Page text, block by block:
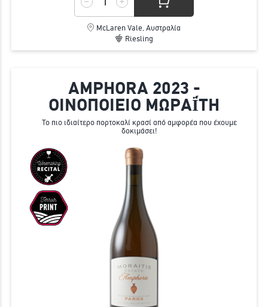
McLaren Vale, Αυστραλία
Riesling
AMPHORA 2023 -
ΟΙΝΟΠΟΙΕΙΟ ΜΩΡΑΪ́ΤΗ
Το πιο ιδιαίτερο πορτοκαλί κρασί από αμφορέα που έχουμε
δοκιμάσει!